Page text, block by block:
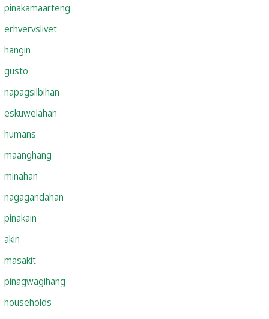
pinakamaarteng
erhvervslivet
hangin
gusto
napagsilbihan
eskuwelahan
humans
maanghang
minahan
nagagandahan
pinakain
akin
masakit
pinagwagihang
households